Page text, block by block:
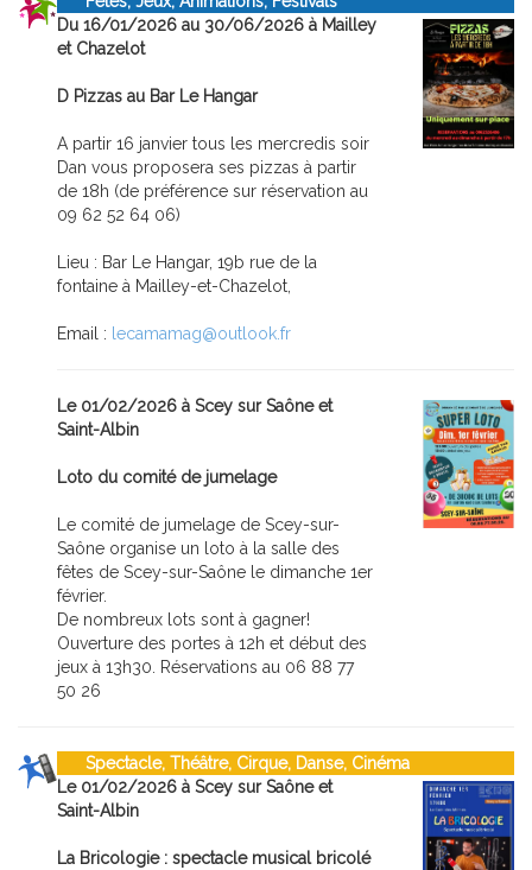
Du 16/01/2026 au 30/06/2026 à Mailley
et Chazelot
D Pizzas au Bar Le Hangar
A partir 16 janvier tous les mercredis soir
Dan vous proposera ses pizzas à partir
de 18h (de préférence sur réservation au
09 62 52 64 06)
Lieu : Bar Le Hangar, 19b rue de la
fontaine à Mailley-et-Chazelot,
Email : lecamamag@outlook.fr
Le 01/02/2026 à Scey sur Saône et
Saint-Albin
Loto du comité de jumelage
Le comité de jumelage de Scey-sur-
Saône organise un loto à la salle des
fêtes de Scey-sur-Saône le dimanche 1er
février.
De nombreux lots sont à gagner!
Ouverture des portes à 12h et début des
jeux à 13h30. Réservations au 06 88 77
50 26
Spectacle, Théâtre, Cirque, Danse, Cinéma
Le 01/02/2026 à Scey sur Saône et
Saint-Albin
La Bricologie : spectacle musical bricolé